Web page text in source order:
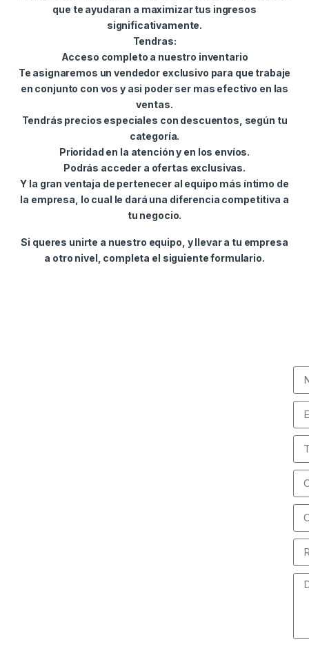
que te ayudaran a maximizar tus ingresos
significativamente.
Tendras:
Acceso completo a nuestro inventario
Te asignaremos un vendedor exclusivo para que trabaje
en conjunto con vos y asi poder ser mas efectivo en las
ventas.
Tendrás precios especiales con descuentos, según tu
categoría.
Prioridad en la atención y en los envíos.
Podrás acceder a ofertas exclusivas.
Y la gran ventaja de pertenecer al equipo más íntimo de
la empresa, lo cual le dará una diferencia competitiva a
tu negocio.
Si queres unirte a nuestro equipo, y llevar a tu empresa
a otro nivel, completa el siguiente formulario.